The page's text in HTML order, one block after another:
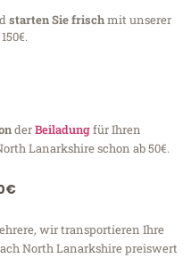
starten Sie frischmit unserer
derBeiladungfür Ihren
Lanarkshire schon ab 50€.
wir transportieren Ihre
North Lanarkshire preiswert